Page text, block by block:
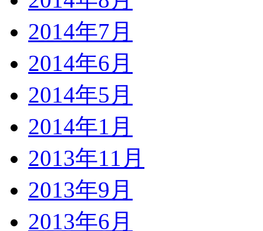
2014年7月
2014年6月
2014年5月
2014年1月
2013年11月
2013年9月
2013年6月